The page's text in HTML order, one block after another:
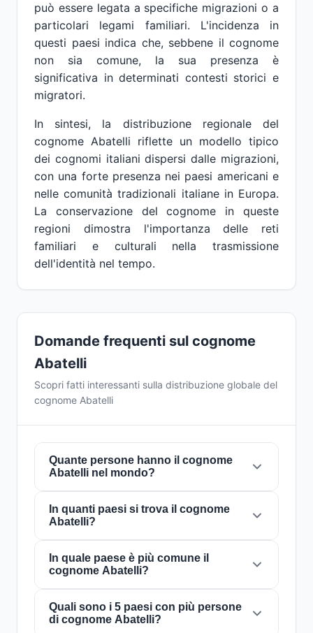
può essere legata a specifiche migrazioni o a
particolari legami familiari. L'incidenza in
questi paesi indica che, sebbene il cognome
non sia comune, la sua presenza è
significativa in determinati contesti storici e
migratori.
In sintesi, la distribuzione regionale del
cognome Abatelli riflette un modello tipico
dei cognomi italiani dispersi dalle migrazioni,
con una forte presenza nei paesi americani e
nelle comunità tradizionali italiane in Europa.
La conservazione del cognome in queste
regioni dimostra l'importanza delle reti
familiari e culturali nella trasmissione
dell'identità nel tempo.
Domande frequenti sul cognome
Abatelli
Scopri fatti interessanti sulla distribuzione globale del
cognome Abatelli
Quante persone hanno il cognome
Abatelli nel mondo?
Attualmente ci sono circa210 personecon il
cognome
significa che circa 1 persona su38,095,238
nel mondo porta questo cognome. È presente
in5 paesi, il che riflette la sua distribuzione
globale.
In quanti paesi si trova il cognome
Abatelli?
Il cognomeAbatelli è presente in 5 paesi
tutto il mondo. Questo lo classifica come un
cognome con portatalocale. La sua presenza
in più paesi indica schemi storici di migrazione
e dispersione familiare nel corso dei secoli.
In quale paese è più comune il
cognome Abatelli?
Il cognomeAbatelliè più comune inItalia,
dove circa121 personelo portano. Questo
Quali sono i 5 paesi con più persone
di cognome Abatelli?